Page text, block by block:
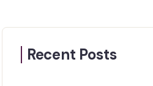
Recent Posts